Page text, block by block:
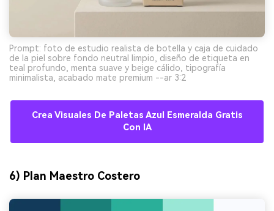
Prompt: foto de estudio realista de botella y caja de cuidado
de la piel sobre fondo neutral limpio, diseño de etiqueta en
teal profundo, menta suave y beige cálido, tipografía
minimalista, acabado mate premium --ar 3:2
Crea Visuales De Paletas Azul Esmeralda Gratis
Con IA
6) Plan Maestro Costero